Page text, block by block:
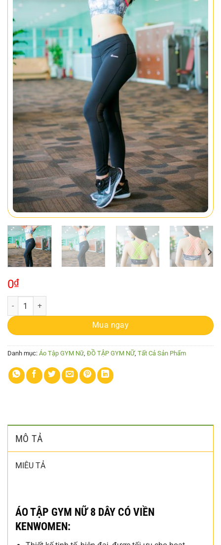
0₫
KenWomen Áo 8 dây viền số lượng
Mua ngay
Danh mục: Áo Tập GYM Nữ, ĐỒ TẬP GYM NỮ, Tất Cả Sản Phẩm
MÔ TẢ
MIÊU TẢ
ÁO TẬP GYM NỮ 8 DÂY CÓ VIỀN
KENWOMEN: